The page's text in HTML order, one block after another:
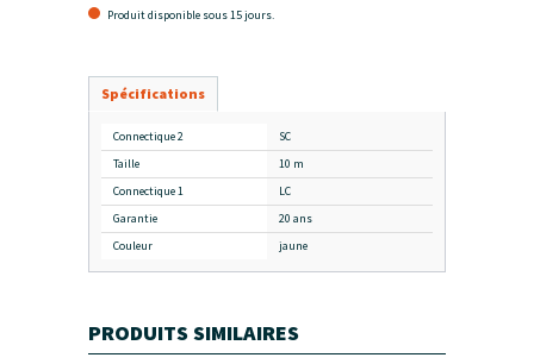
Produit disponible sous 15 jours.
Spécifications
Connectique 2
SC
Taille
10 m
Connectique 1
LC
Garantie
20 ans
Couleur
jaune
PRODUITS SIMILAIRES